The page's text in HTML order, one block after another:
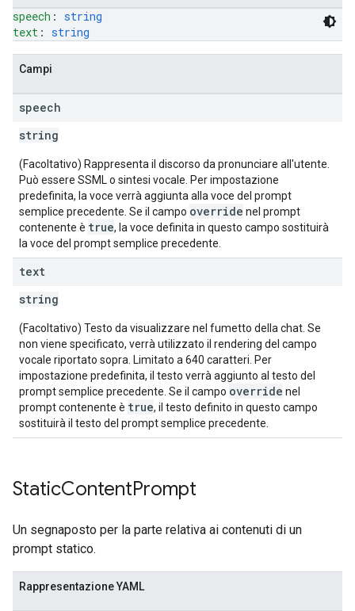
speech : string
text : string
Campi
speech
string
(Facoltativo) Rappresenta il discorso da pronunciare all'utente.
Può essere SSML o sintesi vocale. Per impostazione
predefinita, la voce verrà aggiunta alla voce del prompt
semplice precedente. Se il campo override nel prompt
contenente è true, la voce definita in questo campo sostituirà
la voce del prompt semplice precedente.
text
string
(Facoltativo) Testo da visualizzare nel fumetto della chat. Se
non viene specificato, verrà utilizzato il rendering del campo
vocale riportato sopra. Limitato a 640 caratteri. Per
impostazione predefinita, il testo verrà aggiunto al testo del
prompt semplice precedente. Se il campo override nel
prompt contenente è true, il testo definito in questo campo
sostituirà il testo del prompt semplice precedente.
StaticContentPrompt
Un segnaposto per la parte relativa ai contenuti di un
prompt statico.
Rappresentazione YAML